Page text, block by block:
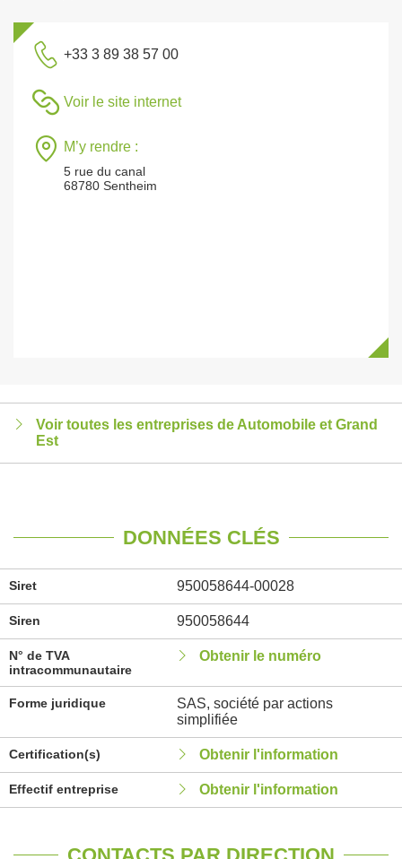
+33 3 89 38 57 00
Voir le site internet
M’y rendre :
5 rue du canal
68780 Sentheim
Voir toutes les entreprises de Automobile et Grand
Est
DONNÉES CLÉS
Siret 950058644-00028
Siren 950058644
N° de TVA
intracommunautaire
Obtenir le numéro
Forme juridique
SAS, société par actions
simplifiée
Certification(s) Obtenir l'information
Effectif entreprise Obtenir l'information